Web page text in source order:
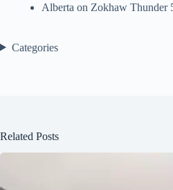
Alberta on Zokhaw Thunder
Categories
Related Posts